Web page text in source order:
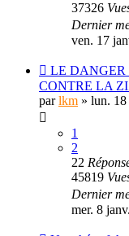
37326
Dernier
ven. 17
LE
CONTRE LA
parlkm » lun. 18
1
2
22
45819
Dernier
mer. 8